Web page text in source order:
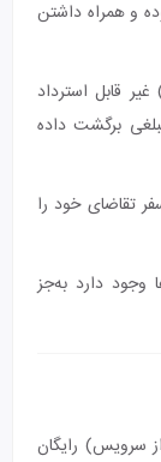
و همراه داشتن
غیر قابل استرداد
برگشت داده
تقاضای خود را
وجود دارد به‌جز
از سرویس) رایگان